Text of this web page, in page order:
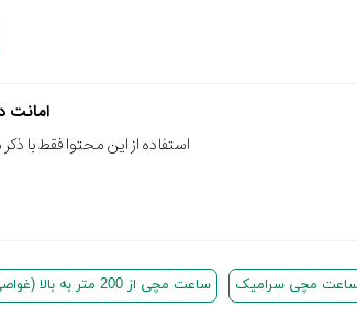
امانت
استفاده از این محتوا فقط با
مچی سرامیک ساعت مچی از 200 متر به بالا (غواصی عمیق)